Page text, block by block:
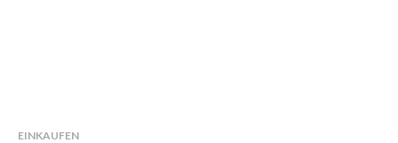
EINKAUFEN